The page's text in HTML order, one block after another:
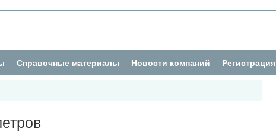
Справочные материалы Новости компаний Регистрация